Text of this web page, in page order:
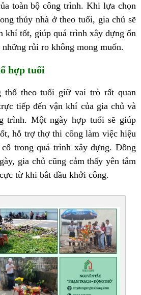
toàn bộ công trình. Khi lựa chọn
thủy nhà ở theo tuổi, gia chủ sẽ
khí tốt, giúp quá trình xây dựng ổn
rủi ro không mong muốn.
hợp tuổi
thổ theo tuổi giữ vai trò rất quan
tiếp đến vận khí của gia chủ và
trình. Một ngày hợp tuổi sẽ giúp
hỗ trợ thợ thi công làm việc hiệu
trong quá trình xây dựng. Đồng
gia chủ cũng cảm thấy yên tâm
từ khi bắt đầu khởi công.